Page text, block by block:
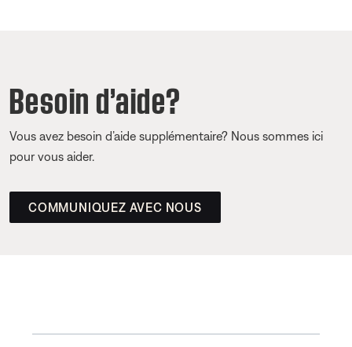
Besoin d’aide?
Vous avez besoin d’aide supplémentaire? Nous sommes ici
pour vous aider.
COMMUNIQUEZ AVEC NOUS